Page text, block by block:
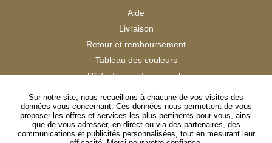
Aide
Livraison
Retour et remboursement
Tableau des couleurs
Réduction professionnels
Satisfaction Clients
SUIVEZ-NOUS
Sur notre site, nous recueillons à chacune de vos visites des
données vous concernant. Ces données nous permettent de vous
proposer les offres et services les plus pertinents pour vous, ainsi
que de vous adresser, en direct ou via des partenaires, des
communications et publicités personnalisées, tout en mesurant leur